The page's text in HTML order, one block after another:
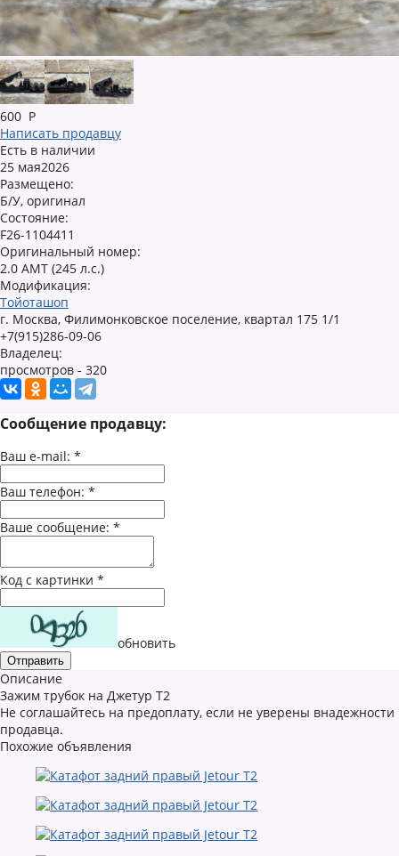
600 Р
Написать продавцу
Есть в наличии
25 мая2026
Размещено:
Б/У, оригинал
Состояние:
F26-1104411
Оригинальный номер:
2.0 AMT (245 л.с.)
Модификация:
Тойоташоп
г. Москва, Филимонковское поселение, квартал 175 1/1
+7(915)286-09-06
Владелец:
просмотров - 320
Сообщение продавцу:
Ваш e-mail: *
Ваш телефон: *
Ваше сообщение: *
Код с картинки *
обновить
Описание
Зажим трубок на Джетур Т2
Не соглашайтесь на предоплату, если не уверены внадежности
продавца.
Похожие объявления